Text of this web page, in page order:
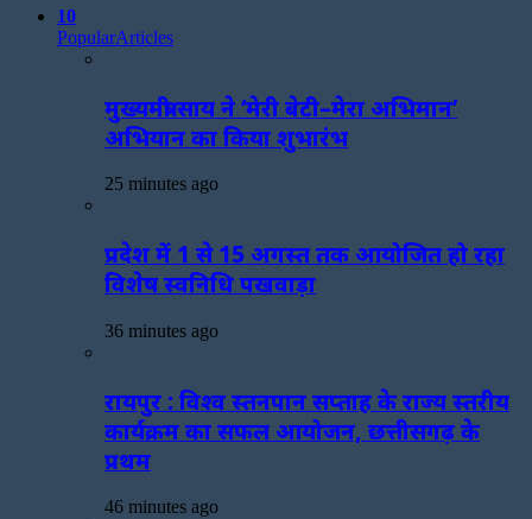
10
PopularArticles
मुख्यमंत्री साय ने ‘मेरी बेटी–मेरा अभिमान’
अभियान का किया शुभारंभ
25 minutes ago
प्रदेश में 1 से 15 अगस्त तक आयोजित हो रहा
विशेष स्वनिधि पखवाड़ा
36 minutes ago
रायपुर : विश्व स्तनपान सप्ताह के राज्य स्तरीय
कार्यक्रम का सफल आयोजन, छत्तीसगढ़ के
प्रथम
46 minutes ago